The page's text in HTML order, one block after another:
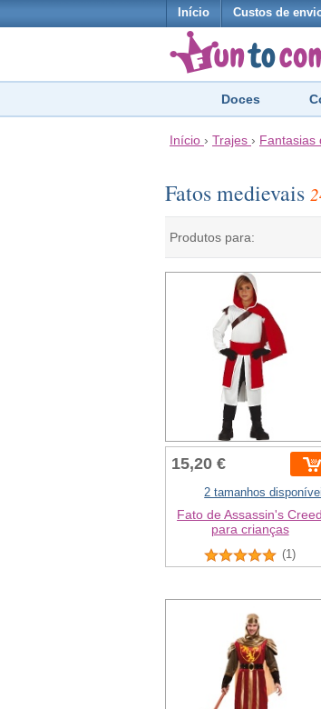
Início Custos de
Doces
Início › Trajes › Fantasias
Fatos medievais
Produtos para:
15,20 €
2 tamanhos
Fato de Assassin's Creed
para crianças
(1)